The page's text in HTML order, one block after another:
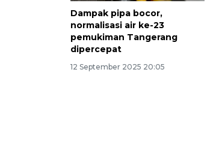
Dampak pipa bocor,
normalisasi air ke-23
pemukiman Tangerang
dipercepat
12 September 2025 20:05